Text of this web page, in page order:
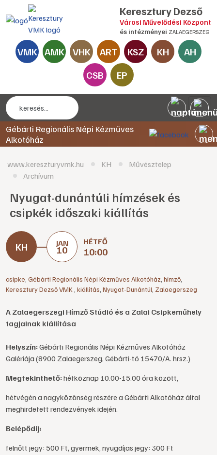
Keresztury Dezső
Városi Művelődési Központ
és intézményei ZALAEGERSZEG
VMK AMK VHK ART KSZ KH
AH
CSB
EP
Gébárti Regionális Népi Kézműves
Alkotóház
www.kereszturyvmk.hu KH
Művésztelep
Archívum
Nyugat-dunántúli hímzések és
csipkék időszaki kiállítás
JAN
10
HÉTFŐ
10:00
csipke Gébárti Regionális Népi Kézműves Alkotóház hímző
Keresztury Dezső VMK kiállítás Nyugat-Dunántúl Zalaegerszeg
A Zalaegerszegi Hímző Stúdió és a Zalai Csipkeműhely
tagjainak kiállítása
Helyszín:Gébárti Regionális Népi Kézműves Alkotóház
Galériája (8900 Zalaegerszeg, Gébárti-tó 15470/A. hrsz.)
Megtekinthető:hétköznap 10.00-15.00 óra között,
hétvégén a nagyközönség részére a Gébárti Alkotóház által
meghirdetett rendezvények idején.
Belépődíj:
felnőtt jegy: 500 Ft, gyermek, nyugdíjas jegy: 300 Ft